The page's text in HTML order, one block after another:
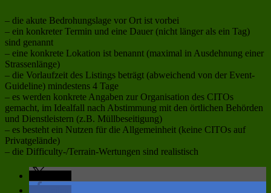
– die akute Bedrohungslage vor Ort ist vorbei
– ein konkreter Termin und eine Dauer (nicht länger als ein Tag)
sind genannt
– eine konkrete Lokation ist benannt (maximal in Ausdehnung einer
Strassenlänge)
– die Vorlaufzeit des Listings beträgt (abweichend von der Event-
Guideline) mindestens 4 Tage
– es werden konkrete Angaben zur Organisation des CITOs
gemacht, im Idealfall nach Abstimmung mit den örtlichen Behörden
und Dienstleistern (z.B. Müllbeseitigung)
– es besteht ein Nutzen für die Allgemeinheit (keine CITOs auf
Privatgelände)
– die Difficulty-/Terrain-Wertungen sind realistisch